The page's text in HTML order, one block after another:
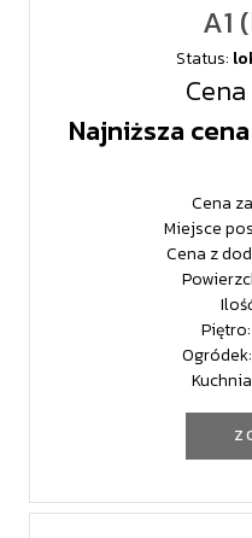
A1
Status:
Najniższa
Cena
Miejsce
Cena z
Piętro:
Ogródek: